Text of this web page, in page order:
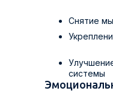
Снятие
системы